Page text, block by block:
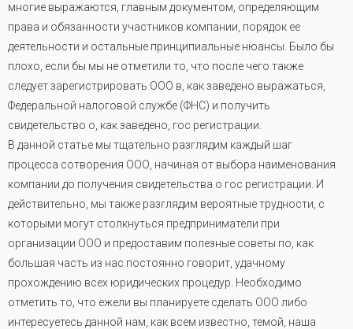
многие выражаются, главным документом, определяющим
права и обязанности участников компании, порядок ее
деятельности и остальные принципиальные нюансы. Было бы
плохо, если бы мы не отметили то, что после чего также
следует зарегистрировать ООО в, как заведено выражаться,
Федеральной налоговой службе (ФНС) и получить
свидетельство о, как заведено, гос регистрации.
В данной статье мы тщательно разглядим каждый шаг
процесса сотворения ООО, начиная от выбора наименования
компании до получения свидетельства о гос регистрации. И
действительно, мы также разглядим вероятные трудности, с
которыми могут столкнуться предприниматели при
организации ООО и предоставим полезные советы по, как
большая часть из нас постоянно говорит, удачному
прохождению всех юридических процедур. Необходимо
отметить то, что ежели вы планируете сделать ООО либо
интересуетесь данной нам, как всем известно, темой, наша